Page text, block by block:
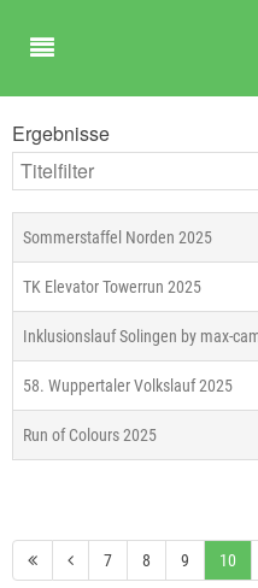
Ergebnisse
Titelfilter
Sommerstaffel Norden 2025
TK Elevator Towerrun 2025
Inklusionslauf Solingen by max-
58. Wuppertaler Volkslauf 2025
Run of Colours 2025
7 8 9 10